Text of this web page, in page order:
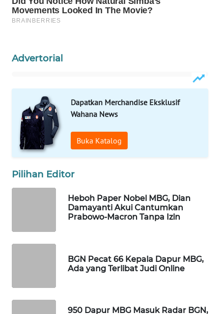
Advertorial
Dapatkan Merchandise Eksklusif
Wahana News
Buka Katalog
Pilihan Editor
Heboh Paper Nobel MBG, Dian
Damayanti Akui Cantumkan
Prabowo-Macron Tanpa Izin
BGN Pecat 66 Kepala Dapur MBG,
Ada yang Terlibat Judi Online
950 Dapur MBG Masuk Radar BGN,
WAHANA
TANI
ADVOKAT
INFRASTRUKTUR
WAHANA
KONSUMEN
WAHANA
LISTRIK
WAHANA
WAHANANEWS